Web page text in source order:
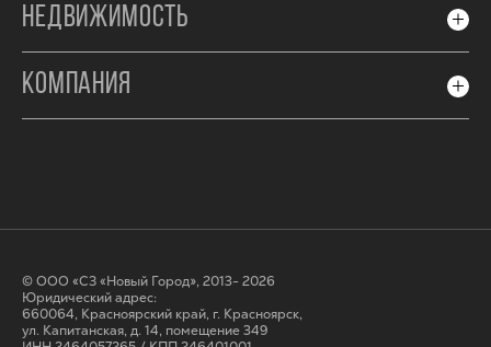
НЕДВИЖИМОСТЬ
КОМПАНИЯ
© ООО «СЗ «Новый Город», 2013- 2026
Юридический адрес:
660064, Красноярский край, г. Красноярск,
ул. Капитанская, д. 14, помещение 349